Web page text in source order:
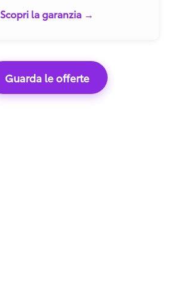
Scopri la garanzia →
Guarda le offerte